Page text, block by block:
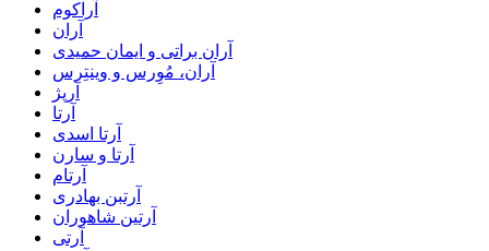
آراکوم
آران
آران براتی و ایمان حمیدی
آران، مُوِرس و وینتِرس
آرپژ
آرتا
آرتا اسدی
آرتا و سارن
آرتام
آرتبن بهادری
آرتين شاهوران
آرتی